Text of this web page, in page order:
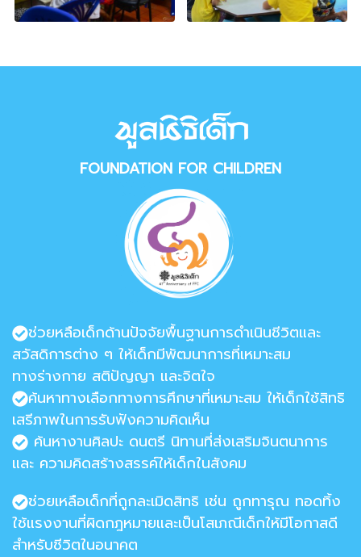
FOUNDATION FOR CHILDREN
ช่วยหลือเด็กด้านปัจจัยพื้นฐานการดำเนินชีวิตและ
สวัสดิการต่าง ๆ ให้เด็กมีพัฒนาการที่เหมาะสม
ทางร่างกาย สติปัญญา และจิตใจ
ค้นหาทางเลือกทางการศึกษาที่เหมาะสม ให้เด็กใช้สิทธิ
เสรีภาพในการรับฟังความคิดเห็น
ค้นหางานศิลปะ ดนตรี นิทานที่ส่งเสริมจินตนาการ
และ ความคิดสร้างสรรค์ให้เด็กในสังคม
ช่วยเหลือเด็กที่ถูกละเมิดสิทธิ เช่น ถูกทารุณ ทอดทิ้ง
ใช้แรงงานที่ผิดกฎหมายและเป็นโสเภณีเด็กให้มีโอกาสดี
สำหรับชีวิตในอนาคต